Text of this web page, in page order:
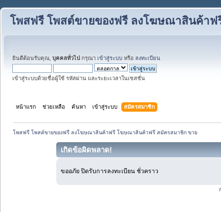
โพสฟรี โพสต์ขายของฟรี ลงโฆษณาสินค้า
ยินดีต้อนรับคุณ, บุคคลทั่วไป กรุณา เข้าสู่ระบบ หรือ ลงทะเบียน
เข้าสู่ระบบด้วยชื่อผู้ใช้ รหัสผ่าน และระยะเวลาในเซสชั่น
หน้าแรก ช่วยเหลือ ค้นหา เข้าสู่ระบบ สมัครสมาชิก
โพสฟรี โพสต์ขายของฟรี ลงโฆษณาสินค้าฟรี โฆษณาสินค้าฟรี สมัครสมาชิก ขาย
เกิดข้อผิดพลาด!
ขออภัย ปิดรับการลงทะเบียน ชั่วคราว